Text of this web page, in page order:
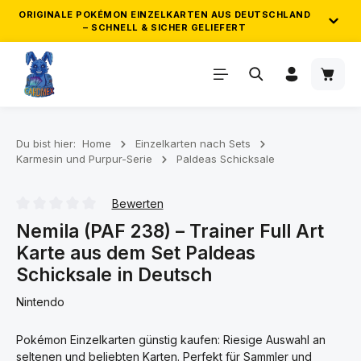
ORIGINALE POKÉMON EINZELKARTEN AUS DEUTSCHLAND
– SCHNELL & SICHER GELIEFERT
ZUVERLÄSSIGER VERSAND & GEPRÜFTE
QUALITÄT
Einzelkarten direkt aus Deutschland. Deine Bestellung wird
sorgfältig geprüft, sicher verpackt und zuverlässig
schnell und in einwandfreiem Zustand bei dir an.
GRATIS POKÉMON KARTEN AB 25€ &
50€
Sammle automatisch Gratis-Karten zu deiner Bestellung ab
Zum Hauptinhalt springen
Du bist hier: Home
Einzelkarten nach Sets
Karmesin und Purpur-Serie
Paldeas Schicksale
Durchschnittliche Bewertung von 0 von 5 Sternen
Bewerten
Nemila (PAF 238) – Trainer Full Art
Karte aus dem Set Paldeas
Schicksale in Deutsch
Nintendo
Pokémon Einzelkarten günstig kaufen: Riesige Auswahl an
seltenen und beliebten Karten. Perfekt für Sammler und